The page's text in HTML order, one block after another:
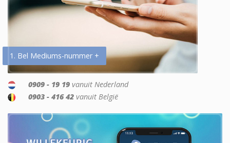
1. Bel Mediums-nummer +
0909 - 19 19 vanuit Nederland
0903 - 416 42 vanuit België